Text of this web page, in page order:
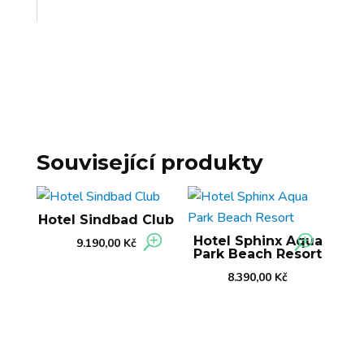
Související produkty
Hotel Sindbad Club
9.190,00 Kč
Hotel Sphinx Aqua
Park Beach Resort
8.390,00 Kč